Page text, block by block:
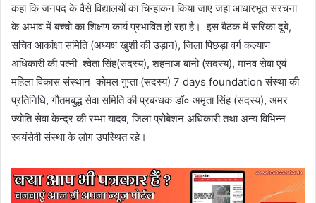
कहा कि जनपद के वैसे विद्यालयों का चिन्हाकन किया जाए जहां आधारभूत संरचना
के अभाव में बच्चो का शिक्षण कार्य प्रभावित हो रहा है। इस बैठक में सरिका दूबे,
सचिव आकांक्षा समिति (अध्यक्ष खुशी की उड़ान), जिला पिछड़ा वर्ग कल्याण
अधिकारी की पत्नी श्वेता सिंह(सदस्य), शहनाज बानो (सदस्य), मानव सेवा एवं
महिला विकास संस्थान कोमल गुप्ता (सदस्य) 7 days foundation संस्था की
प्रतिनिधि, गौतमबुद्ध सेवा समिति की प्रबन्धक डॉ० अमृता सिंह (सदस्य), अमर
ज्योति सेवा केन्द्र की रम्भा यादव, जिला प्रोबेशन अधिकारी तथा अन्य विभिन्न
स्वयंसेवी संस्था के लोग उपस्थित रहे।